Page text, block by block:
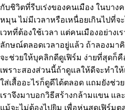
กับชิวิตที่รีบเร่งของคนเมือง ในบาง
หมุน ไม่มีเวลาหรือเหนื่อยเกินไปที่จ
เวทที่ต้องใช้เวลา แต่คนเมืองอย่าง
ลักษณ์ตลอดเวลาอยู่แล้ว ถ้าลองมา
จะช่วยให้บุคลิกดีดูเฟิร์ม ง่ายที่สุดก็
เพราะสองส่วนนี้ถ้าดูแลให้ดีจะทำใ
ใส่เสื้ออะไรก็ดูดีได้ตลอด แถมยังช่ว
เราจึงมาบอกวิธีสร้างกล้ามแขน แ
แม้จะไม่ต้องไปยิม เพื่อหุ่นสุดเฟิร์มต